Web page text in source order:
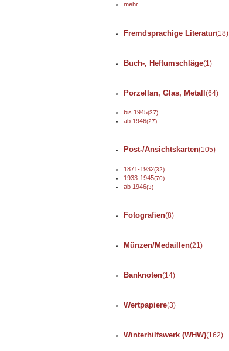
mehr...
Fremdsprachige Literatur(18)
Buch-, Heftumschläge(1)
Porzellan, Glas, Metall(64)
bis 1945(37)
ab 1946(27)
Post-/Ansichtskarten(105)
1871-1932(32)
1933-1945(70)
ab 1946(3)
Fotografien(8)
Münzen/Medaillen(21)
Banknoten(14)
Wertpapiere(3)
Winterhilfswerk (WHW)(162)